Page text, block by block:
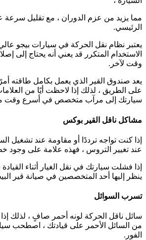
مما يزيد من عزم الدوران ، مع تقليل
الرئيسي.
يعتبر نظام نقل الحركة في سيارات بيجو
الاستخدام المتكرر قد يعني أنه يحتاج إلى
وقت لآخر.
يعد صندوق القير الذي يعمل بكامل طاقته
على الطريق ، لذلك إذا لاحظت أيًا من
سيارتك إلى مرآب متخصص في أسرع وقت
مشاكل ناقل القير بوكس
إذا كنت تواجه ترددًا أو مقاومة عند تشغيل
عند تغيير التروس ، فهذه علامة على وجود
إذا فشلت سيارتك في نقل الغيار أثناء
ينظر إليها أحد المتخصصين في صيانة قير
تسرب السوائل
سائل ناقل الحركة لونه أحمر صافٍ ، لذلك
من السائل الأحمر على قيادتك ، اصطحب
الفور.